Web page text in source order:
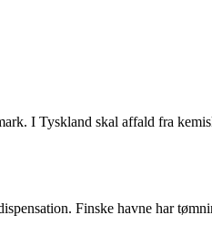
I Tyskland skal affald fra
Finske havne har